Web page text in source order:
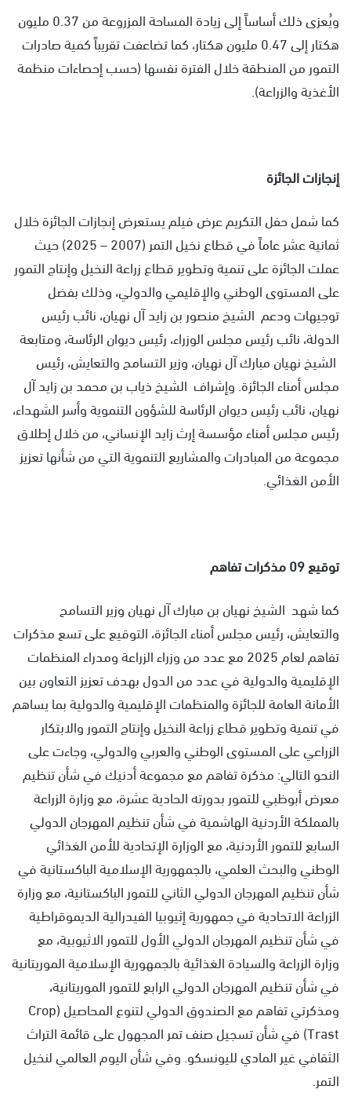
ويُعزى ذلك أساساً إلى زيادة المساحة المزروعة من 0.37 مليون
هكتار إلى 0.47 مليون هكتار، كما تضاعفت تقريباً كمية صادرات
التمور من المنطقة خلال الفترة نفسها (حسب إحصاءات منظمة
الأغذية والزراعة).
إنجازات الجائزة
كما شمل حفل التكريم عرض فيلم يستعرض إنجازات الجائزة خلال
ثمانية عشر عاماً في قطاع نخيل التمر (2007 – 2025) حيث
عملت الجائزة على تنمية وتطوير قطاع زراعة النخيل وإنتاج التمور
على المستوى الوطني والإقليمي والدولي، وذلك بفضل
توجيهات ودعم الشيخ منصور بن زايد آل نهيان، نائب رئيس
الدولة، نائب رئيس مجلس الوزراء، رئيس ديوان الرئاسة، ومتابعة
الشيخ نهيان مبارك آل نهيان، وزير التسامح والتعايش، رئيس
مجلس أمناء الجائزة. وإشراف الشيخ ذياب بن محمد بن زايد آل
نهيان، نائب رئيس ديوان الرئاسة للشؤون التنموية وأسر الشهداء،
رئيس مجلس أمناء مؤسسة إرث زايد الإنساني، من خلال إطلاق
مجموعة من المبادرات والمشاريع التنموية التي من شأنها تعزيز
الأمن الغذائي.
توقيع 09 م
ذكرات تفاهم
كما شهد الشيخ نهيان بن مبارك آل نهيان وزير التسامح
والتعايش، رئيس مجلس أمناء الجائزة، التوقيع على تسع مذكرات
تفاهم لعام 2025 مع عدد من وزراء الزراعة ومدراء المنظمات
الإقليمية والدولية في عدد من الدول بهدف تعزيز التعاون بين
الأمانة العامة للجائزة والمنظمات الإقليمية والدولية بما يساهم
في تنمية وتطوير قطاع زراعة النخيل وإنتاج التمور والابتكار
الزراعي على المستوى الوطني والعربي والدولي، وجاءت على
النحو التالي: مذكرة تفاهم مع مجموعة أدنيك في شأن تنظيم
معرض أبوظبي للتمور بدورته الحادية عشرة، مع وزارة الزراعة
بالمملكة الأردنية الهاشمية في شأن تنظيم المهرجان الدولي
السابع للتمور الأردنية، مع الوزارة الإتحادية للأمن الغذائي
الوطني والبحث العلمي، بالجمهورية الإسلامية الباكستانية في
شأن تنظيم المهرجان الدولي الثاني للتمور الباكستانية، مع وزارة
الزراعة الاتحادية في جمهورية إثيوبيا الفيدرالية الديموقراطية
في شأن تنظيم المهرجان الدولي الأول للتمور الاثيوبية، مع
وزارة الزراعة والسيادة الغذائية بالجمهورية الإسلامية الموريتانية
في شأن تنظيم المهرجان الدولي الرابع للتمور الموريتانية،
ومذكرتي تفاهم مع الصندوق الدولي لتنوع المحاصيل (Crop
Trast) في شأن تسجيل صنف تمر المجهول على قائمة التراث
الثقافي غير المادي لليونسكو. وفي شأن اليوم العالمي لنخيل
التمر.